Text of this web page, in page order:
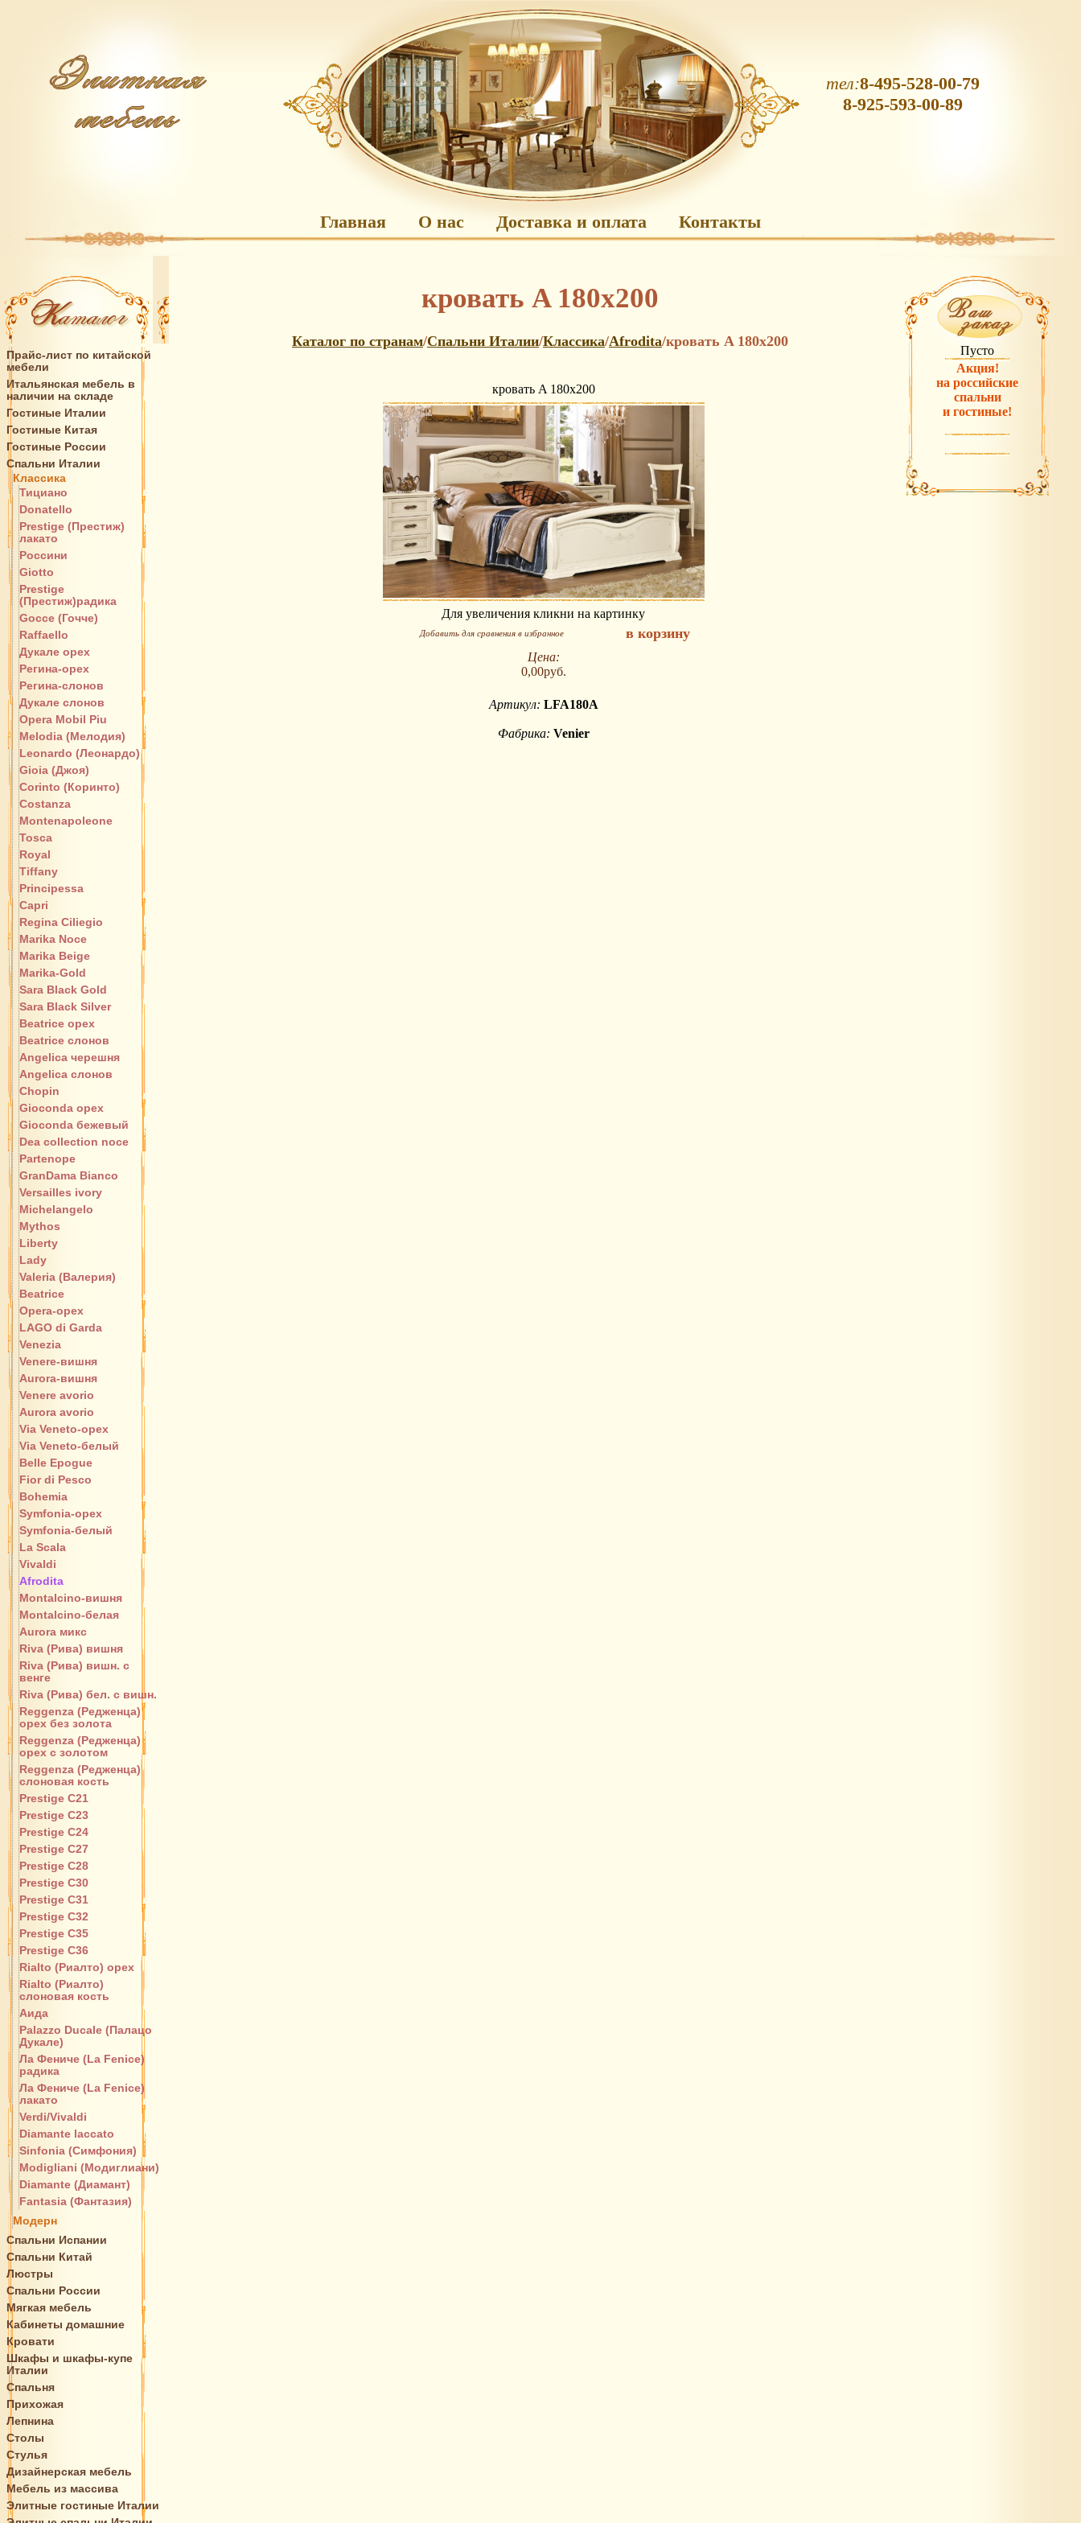
Главная О нас Доставка и оплата Контакты
тел:8-495-528-00-79
8-925-593-00-89
Прайс-лист по китайской
мебели
Итальянская мебель в
наличии на складе
Гостиные Италии
Гостиные Китая
Гостиные России
Спальни Италии
Классика
Тициано
Donatello
Prestige (Престиж)
лакато
Россини
Giotto
Prestige
(Престиж)радика
Gocce (Гочче)
Raffaello
Дукале орех
Регина-орех
Регина-слонов
Дукале слонов
Opera Mobil Piu
Melodia (Мелодия)
Leonardo (Леонардо)
Gioia (Джоя)
Corinto (Коринто)
Costanza
Montenapoleone
Tosca
Royal
Tiffany
Principessa
Capri
Regina Ciliegio
Marika Noce
Marika Beige
Marika-Gold
Sara Black Gold
Sara Black Silver
Beatrice орех
Beatrice слонов
Angelica черешня
Angelica слонов
Chopin
Gioconda орех
Gioconda бежевый
Dea collection noce
Partenope
GranDama Bianco
Versailles ivory
Michelangelo
Mythos
Liberty
Lady
Valeria (Валерия)
Beatrice
Opera-орех
LAGO di Garda
Venezia
Venere-вишня
Aurora-вишня
Venere avorio
Aurora avorio
Via Veneto-орех
Via Veneto-белый
Belle Epogue
Fior di Pesco
Bohemia
Symfonia-орех
Symfonia-белый
La Scala
Vivaldi
Afrodita
Montalcino-вишня
Montalcino-белая
Aurora микс
Riva (Рива) вишня
Riva (Рива) вишн. с
венге
Riva (Рива) бел. с вишн.
Reggenza (Редженца)
орех без золота
Reggenza (Редженца)
орех с золотом
Reggenza (Редженца)
слоновая кость
Prestige C21
Prestige C23
Prestige C24
Prestige C27
Prestige C28
Prestige C30
Prestige C31
Prestige C32
Prestige C35
Prestige C36
Rialto (Риалто) орех
Rialto (Риалто)
слоновая кость
Аида
Palazzo Ducale (Палацо
Дукале)
Ла Фениче (La Fenice)
радика
Ла Фениче (La Fenice)
лакато
Verdi/Vivaldi
Diamante laccato
Sinfonia (Симфония)
Modigliani (Модиглиани)
Diamante (Диамант)
Fantasia (Фантазия)
Модерн
Спальни Испании
Спальни Китай
Люстры
Спальни России
Мягкая мебель
Кабинеты домашние
Кровати
Шкафы и шкафы-купе
Италии
Спальня
Прихожая
Лепнина
Столы
Стулья
Дизайнерская мебель
Мебель из массива
Элитные гостиные Италии
кровать A 180х200
Каталог по странам/Спальни Италии/Классика/Afrodita/кровать A 180х200
кровать A 180х200
Для увеличения кликни на картинку
Добавить для сравнения в избранное в корзину
Цена:
0,00руб.
Артикул: LFA180A
Фабрика: Venier
Пусто
Акция!
на российские
спальни
и гостиные!